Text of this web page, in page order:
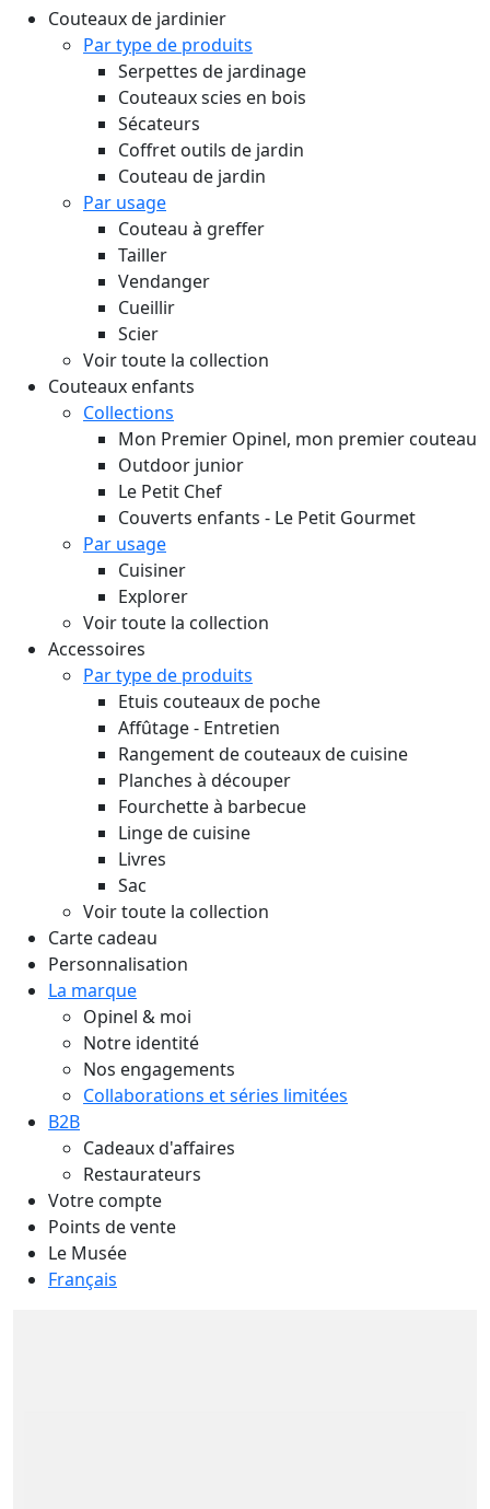
Couteaux de jardinier
Par type de produits
Serpettes de jardinage
Couteaux scies en bois
Sécateurs
Coffret outils de jardin
Couteau de jardin
Par usage
Couteau à greffer
Tailler
Vendanger
Cueillir
Scier
Voir toute la collection
Couteaux enfants
Collections
Mon Premier Opinel, mon premier couteau
Outdoor junior
Le Petit Chef
Couverts enfants - Le Petit Gourmet
Par usage
Cuisiner
Explorer
Voir toute la collection
Accessoires
Par type de produits
Etuis couteaux de poche
Affûtage - Entretien
Rangement de couteaux de cuisine
Planches à découper
Fourchette à barbecue
Linge de cuisine
Livres
Sac
Voir toute la collection
Carte cadeau
Personnalisation
La marque
Opinel & moi
Notre identité
Nos engagements
Collaborations et séries limitées
B2B
Cadeaux d'affaires
Restaurateurs
Votre compte
Points de vente
Le Musée
Français